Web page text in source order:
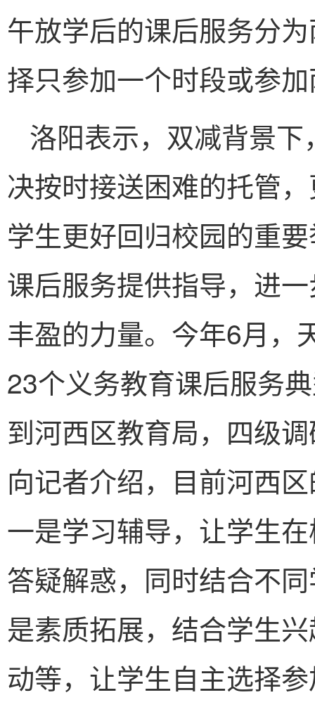
午放学后的课后服务分
择只参加一个时段或参
洛阳表示，双减背景
决按时接送困难的托管
学生更好回归校园的重
课后服务提供指导，进
丰盈的力量。今年6月，
23个义务教育课后服务
到河西区教育局，四级
向记者介绍，目前河西
一是学习辅导，让学生
答疑解惑，同时结合不
是素质拓展，结合学生
动等，让学生自主选择